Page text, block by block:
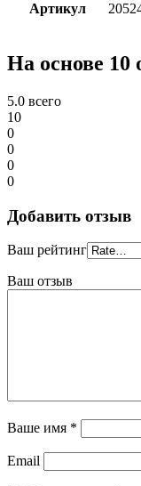
Артикул
На основе 10
5.0 всего
10
0
0
0
0
Добавить отзыв
Ваш рейтинг
Ваш отзыв
Ваше имя *
Email